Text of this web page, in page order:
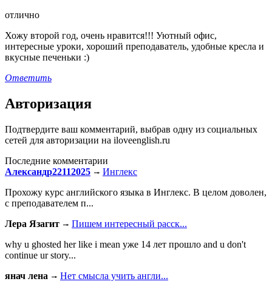
отлично
Хожу второй год, очень нравится!!! Уютный офис,
интересные уроки, хороший преподаватель, удобные кресла и
вкусные печеньки :)
Ответить
Авторизация
Подтвердите ваш комментарий, выбрав одну из социальных
сетей для авторизации на iloveenglish.ru
Последние комментарии
Александр22112025
Инглекс
Прохожу курс английского языка в Инглекс. В целом доволен,
с преподавателем п...
Лера Язагит
Пишем интересный расск...
why u ghosted her like i mean уже 14 лет прошло and u don't
continue ur story...
янач лена
Нет смысла учить англи...